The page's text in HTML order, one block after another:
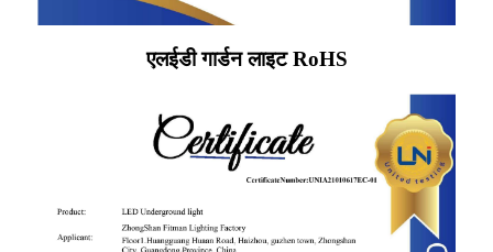
एलईडी गार्डन लाइट RoHS